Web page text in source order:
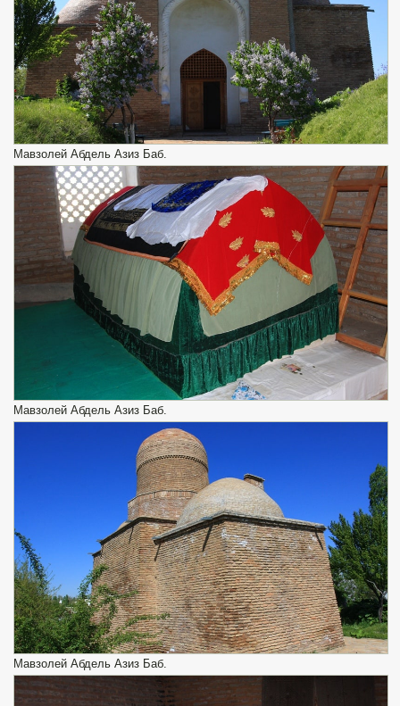
Мавзолей Абдель Азиз Баб.
Мавзолей Абдель Азиз Баб.
Мавзолей Абдель Азиз Баб.